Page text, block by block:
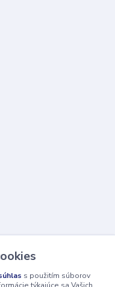
s použitím súborov
týkajúce sa Vašich